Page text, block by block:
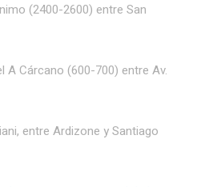
(2400-2600) entre San
A Cárcano (600-700) entre Av.
entre Ardizone y Santiago